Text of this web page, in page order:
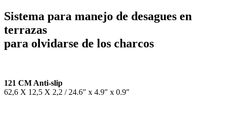
Sistema para manejo de desagues en
terrazas
para olvidarse de los charcos
121 CM Anti-slip
62,6 X 12,5 X 2,2 / 24.6″ x 4.9″ x 0.9″